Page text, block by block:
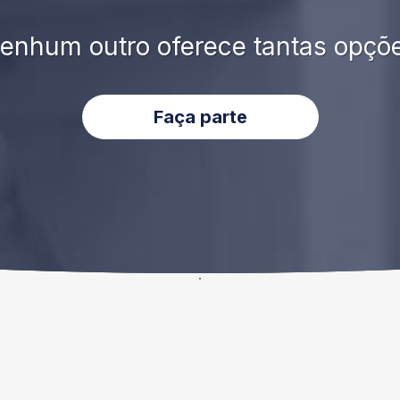
outro oferece tantas
Faça parte